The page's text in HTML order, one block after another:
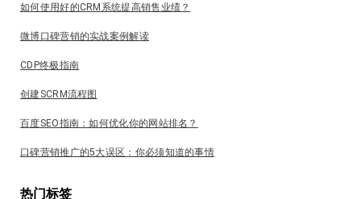
如何使用好的CRM系统提高销售业绩？
微博口碑营销的实战案例解读
CDP终极指南
创建SCRM流程图
百度SEO指南：如何优化你的网站排名？
口碑营销推广的5大误区：你必须知道的事情
热门标签